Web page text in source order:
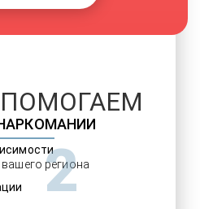
региона
2